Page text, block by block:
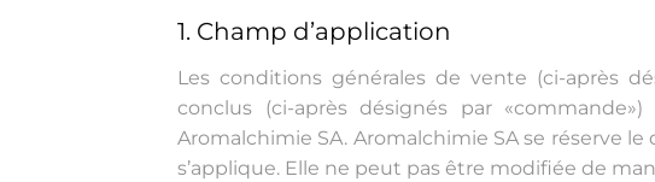
1. Champ d’application
Les conditions générales de vente (ci-après
conclus (ci-après désignés par
Aromalchimie SA. Aromalchimie SA se réserve
s’applique. Elle ne peut pas être modifiée de